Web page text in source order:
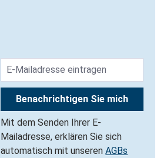
Benachrichtigen Sie mich
Mit dem Senden Ihrer E-
Mailadresse, erklären Sie sich
automatisch mit unserenAGBs